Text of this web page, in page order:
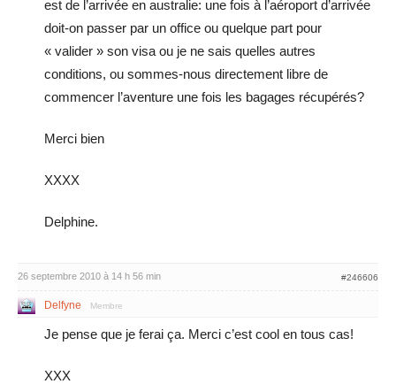
est de l’arrivée en australie: une fois à l’aéroport d’arrivée
doit-on passer par un office ou quelque part pour
« valider » son visa ou je ne sais quelles autres
conditions, ou sommes-nous directement libre de
commencer l’aventure une fois les bagages récupérés?
Merci bien
XXXX
Delphine.
26 septembre 2010 à 14 h 56 min #246606
Delfyne Membre
Je pense que je ferai ça. Merci c’est cool en tous cas!
XXX